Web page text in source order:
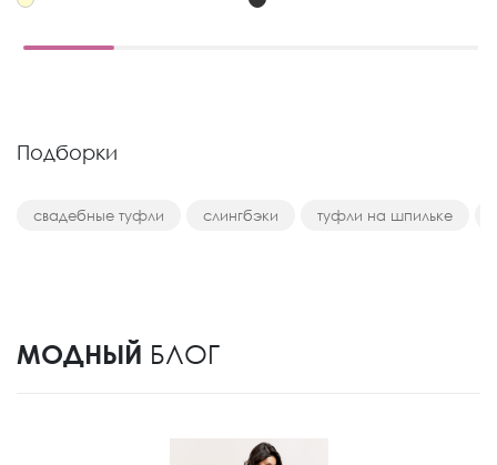
Подборки
свадебные туфли слингбэки туфли на шпильке
МОДНЫЙ БЛОГ